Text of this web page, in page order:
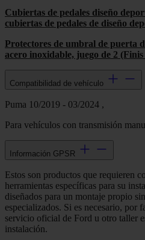
Cubiertas de pedales diseño
cubiertas de pedales de diseño
Protectores de umbral de puerta
acero inoxidable, juego de 2 (Finis
Compatibilidad de vehículo
Puma 10/2019 - 03/2024 ,
Para vehículos con transmisión
Información GPSR
Estos son productos que requieren
herramientas específicas para su
diseñados para un montaje propio
especializados. Si es necesario, por
servicio oficial de Ford u otro taller
instalación.